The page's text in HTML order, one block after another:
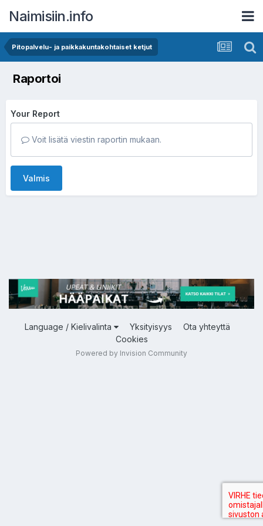
Naimisiin.info
Pitopalvelu- ja paikkakuntakohtaiset ketjut
Raportoi
Your Report
Voit lisätä viestin raportin mukaan.
Valmis
Language / Kielivalinta Yksityisyys
Ota yhteyttä
Cookies
Powered by Invision Community